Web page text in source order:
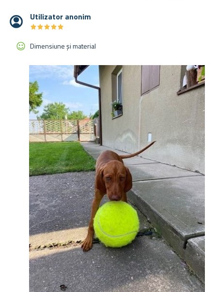
Utilizator anonim
★★★★★
★★★★★
Dimensiune și material